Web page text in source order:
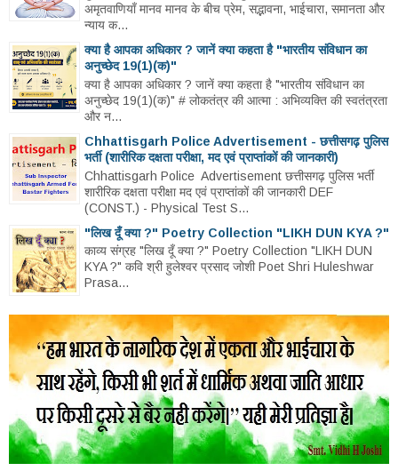
अमृतवाणियाँ मानव मानव के बीच प्रेम, सद्भावना, भाईचारा, समानता और
न्याय क...
क्या है आपका अधिकार ? जानें क्या कहता है "भारतीय संविधान का
अनुच्छेद 19(1)(क)"
क्या है आपका अधिकार ? जानें क्या कहता है "भारतीय संविधान का
अनुच्छेद 19(1)(क)" # लोकतंत्र की आत्मा : अभिव्यक्ति की स्वतंत्रता
और न...
Chhattisgarh Police Advertisement - छत्तीसगढ़ पुलिस
भर्ती (शारीरिक दक्षता परीक्षा, मद एवं प्राप्तांकों की जानकारी)
Chhattisgarh Police Advertisement छत्तीसगढ़ पुलिस भर्ती
शारीरिक दक्षता परीक्षा मद एवं प्राप्तांकों की जानकारी DEF
(CONST.) - Physical Test S...
"लिख दूँ क्या ?" Poetry Collection "LIKH DUN KYA ?"
काव्य संग्रह "लिख दूँ क्या ?" Poetry Collection "LIKH DUN
KYA ?" कवि श्री हुलेश्वर प्रसाद जोशी Poet Shri Huleshwar
Prasa...